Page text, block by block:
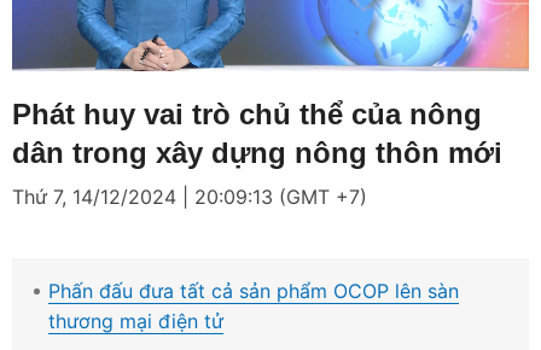
Mute Loaded:
8.24%
Phát huy vai trò chủ thể của nông
dân trong xây dựng nông thôn mới
Thứ 7, 14/12/2024 | 20:09:13 (GMT +7)
Phấn đấu đưa tất cả sản phẩm OCOP lên sàn
thương mại điện tử